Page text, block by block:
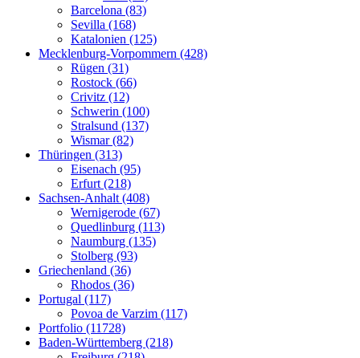
Barcelona (83)
Sevilla (168)
Katalonien (125)
Mecklenburg-Vorpommern (428)
Rügen (31)
Rostock (66)
Crivitz (12)
Schwerin (100)
Stralsund (137)
Wismar (82)
Thüringen (313)
Eisenach (95)
Erfurt (218)
Sachsen-Anhalt (408)
Wernigerode (67)
Quedlinburg (113)
Naumburg (135)
Stolberg (93)
Griechenland (36)
Rhodos (36)
Portugal (117)
Povoa de Varzim (117)
Portfolio (11728)
Baden-Württemberg (218)